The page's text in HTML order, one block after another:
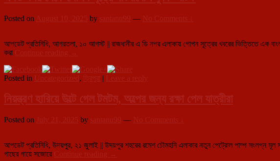
Posted on August 10, 2025 by santanu99 — No Comments ↓
আপডেট প্রতিনিধি, আগরতলা, ১০ আগস্ট || রাজধানীর এ ডি নগর এলাকায় গোপন সূত্রের খবরের ভিত্তিতে এক
করা Continue reading এ
নগর
থেকে
সূত্রে
বাংলাদেশি
আটক
→
Posted in Uncategorized , ত্রিপুরা | Leave a reply
নিয়ন্ত্রণ হারিয়ে উল্টে গেল টমটম, অল্পের জন্য রক্ষা পেল যাত্রীরা
Posted on July 21, 2025 by santanu99 — No Comments ↓
আপডেট প্রতিনিধি, উদয়পুর, ২১ জুলাই || উদয়পুর শহরের রমেশ চৌমহনি এলাকার নতুন পেট্রোল পাম্প সংলগ্ন মূল
গাছের গায়ে সজোরে Continue reading নিয়ন্ত্রণ
→